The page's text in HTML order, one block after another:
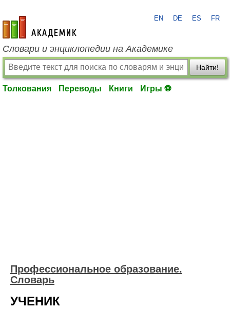
academic.ru
EN DE ES FR
Словари и энциклопедии на Академике
Найти!
Толкования Переводы Книги Игры ⚽
Профессиональное образование.
Словарь
УЧЕНИК